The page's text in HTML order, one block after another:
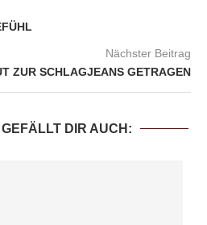
Nächster Beitrag
ZUR SCHLAGJEANS GETRAGEN
DIR AUCH: